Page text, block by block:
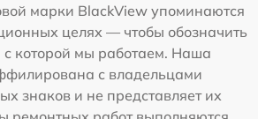
марки BlackView упоминаются
целях — чтобы обозначить
с которой мы работаем. Наша
с владельцами
знаков и не представляет их